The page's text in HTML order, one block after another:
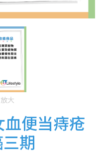
大
便当痔疮
期